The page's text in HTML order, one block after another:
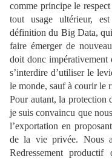
comme principe le
tout usage ultérieur,
définition du Big Data,
faire émerger de
doit donc impérativement
s’interdire d’utiliser le
le monde, sauf à courir le
Pour autant, la protection
je suis convaincu que
l’exportation en
de la vie privée. Nous
Redressement